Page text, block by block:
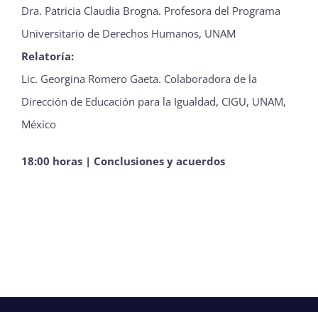
Dra. Patricia Claudia Brogna. Profesora del Programa
Universitario de Derechos Humanos, UNAM
Relatoría:
Lic. Georgina Romero Gaeta. Colaboradora de la
Dirección de Educación para la Igualdad, CIGU, UNAM,
México
18:00 horas | Conclusiones y acuerdos